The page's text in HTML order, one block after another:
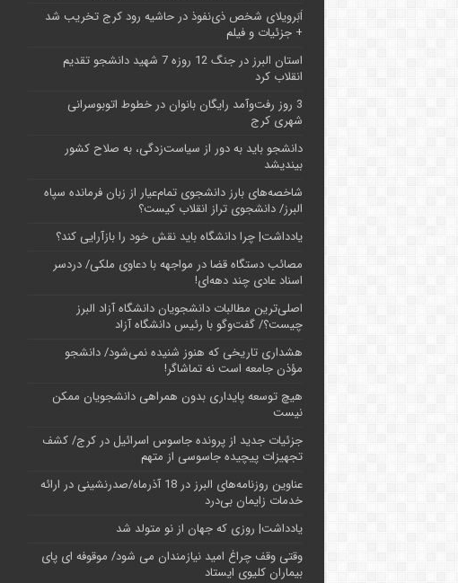
اَبَر‌ویلای شخص ذی‌نفوذ در حاشیه‌ رود کرج تخریب شد
+ جزئیات و فیلم
استان البرز در جنگ 12 روزه 7 شهید دانشجو تقدیم
انقلاب کرد
3 روز رفت‌وآمد رایگان بانوان در خطوط اتوبوسرانی
شهری کرج
دانشجو باید به دور از سیاست‌زدگی، به صلاح کشور
بیندیشد
شاخصه‌های بارز دانشجوی تمام‌عیار از زبان فرمانده سپاه
البرز/ دانشجوی تراز انقلاب کیست؟
یادداشت| چرا دانشگاه باید نقش خود را بازآرایی کند؟
مصائب دستگاه قضا در مواجهه با دعاوی ملکی/ دردسر
اسناد عادی چند‌ دهه‌ای!
اصلی‌ترین مطالبات دانشجویان دانشگاه آزاد البرز
چیست؟/ گفت‌وگو با رئیس دانشگاه آز‌اد
هشداری تاریخی که هنوز شنیده نمی‌شود/ دانشجو
مؤذن جامعه است نه تماشاگر!
هیچ توسعه پایداری بدون همراهی دانشجویان ممکن
نیست
جزئیات جدید از پرونده جاسوس اسرائیل در کرج/‌ کشف
تجهیزات پیچیده جاسوسی از متهم
عناوین روزنامه‌های البرز در ‌18 آذرماه/صدرنشینی در ارائه
خدمات زایمان بی‌درد
یادداشت| روزی که جهان از نو متولد شد
وقتی وقف چراغ امید نیازمندان می شود/ موقوفه ای پای
بیماران کلیوی ایستاد